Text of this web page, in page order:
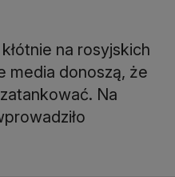
na rosyjskich
media donoszą, że
Na